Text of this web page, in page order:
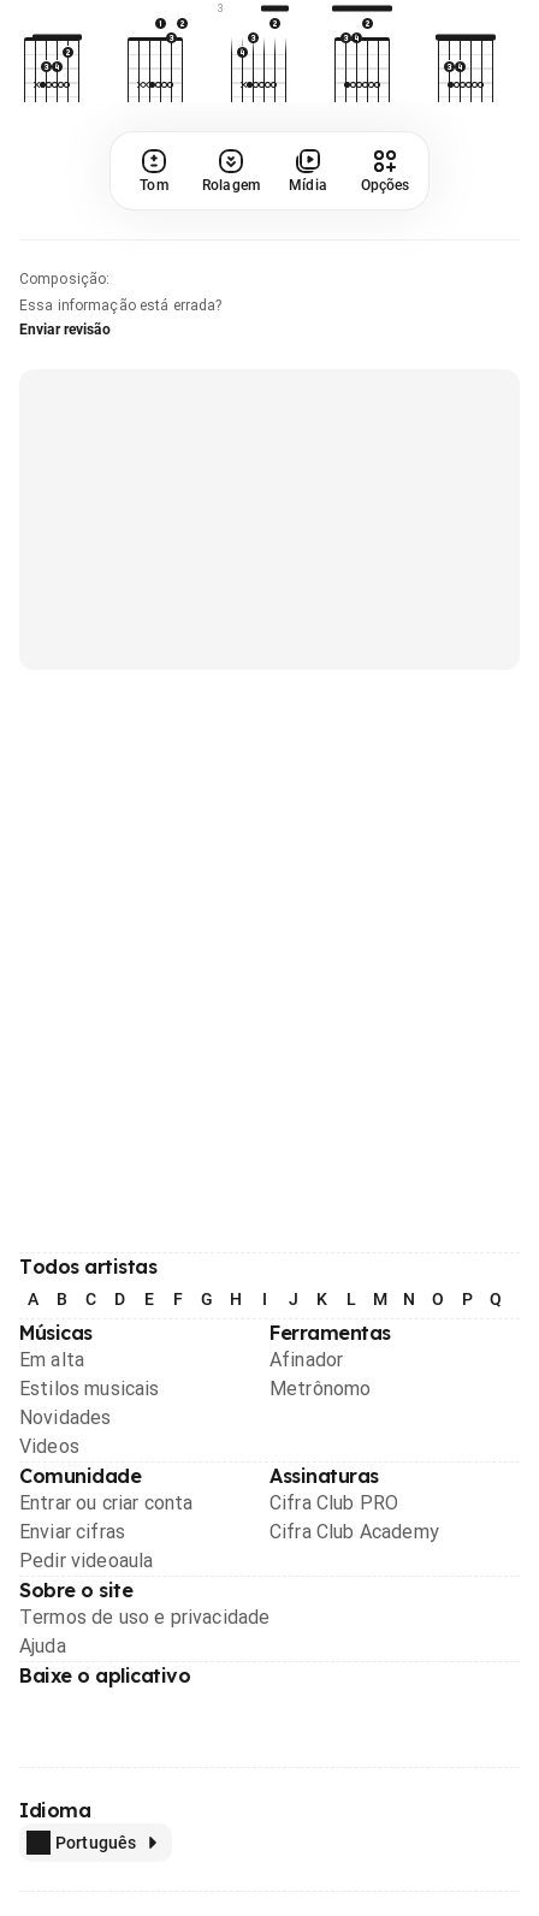
3
Tom Rolagem Mídia Opções
Composição:
Essa informação está errada?
Enviar revisão
Todos artistas
A B C D E F G H I J K L M N O P Q
Músicas
Em alta
Estilos musicais
Novidades
Videos
Ferramentas
Afinador
Metrônomo
Comunidade
Entrar ou criar conta
Enviar cifras
Pedir videoaula
Assinaturas
Cifra Club PRO
Cifra Club Academy
Sobre o site
Termos de uso e privacidade
Ajuda
Baixe o aplicativo
Idioma
Português